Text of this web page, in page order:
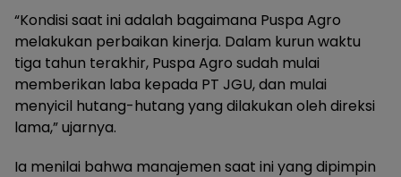
“Kondisi saat ini adalah bagaimana Puspa Agro
melakukan perbaikan kinerja. Dalam kurun waktu
tiga tahun terakhir, Puspa Agro sudah mulai
memberikan laba kepada PT JGU, dan mulai
menyicil hutang-hutang yang dilakukan oleh direksi
lama,” ujarnya.
Ia menilai bahwa manajemen saat ini yang dipimpin